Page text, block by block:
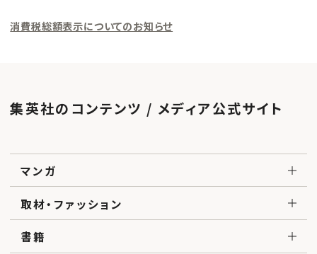
消費税総額表示についてのお知らせ
集英社のコンテンツ / メディア公式サイト
マンガ
取材・ファッション
書籍